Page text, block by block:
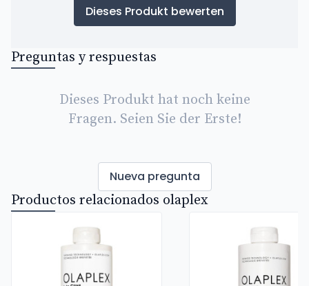
Dieses Produkt bewerten
Preguntas y respuestas
Dieses Produkt hat noch keine
Fragen. Seien Sie der Erste!
Nueva pregunta
Productos relacionados olaplex